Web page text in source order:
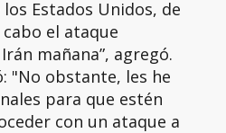
Estados Unidos, de
el ataque
mañana”, agregó.
"No obstante, les he
para que estén
con un ataque a